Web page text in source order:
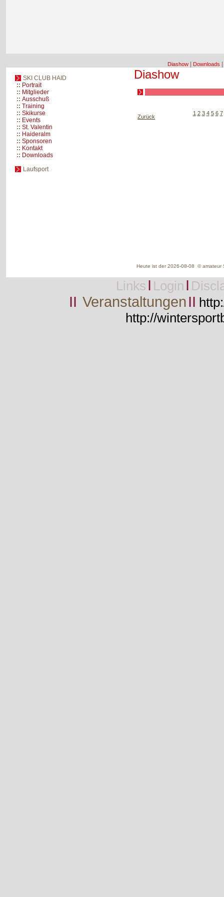
Diashow Downloads
SKI CLUB HAID
:: Portrait
:: Mitglieder
:: Ausschuß
:: Training
:: Skikurse
:: Events
:: St. Valentin
:: Haideralm
:: Sponsoren
:: Kontakt
:: Downloads
Laufsport
Diashow
Zurück
1 2 3 4 5 6 7
Heute ist der 2026-08-08 © amateur
Links I Login I
II VeranstaltungenII
http://